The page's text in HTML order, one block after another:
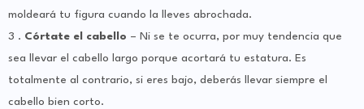
moldeará tu figura cuando la lleves abrochada.
3 . Córtate el cabello – Ni se te ocurra, por muy tendencia que
sea llevar el cabello largo porque acortará tu estatura. Es
totalmente al contrario, si eres bajo, deberás llevar siempre el
cabello bien corto.